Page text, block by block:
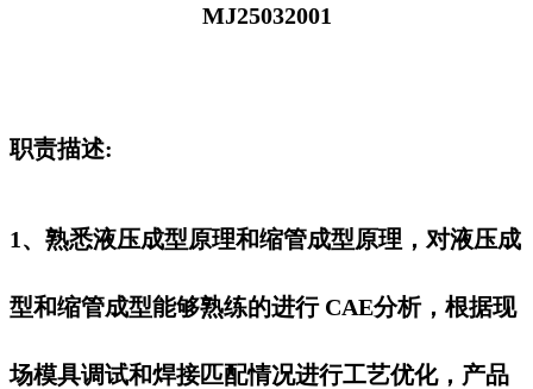
MJ25032001
职责描述:
1、熟悉液压成型原理和缩管成型原理，对液压成
型和缩管成型能够熟练的进行 CAE分析，根据现
场模具调试和焊接匹配情况进行工艺优化，产品